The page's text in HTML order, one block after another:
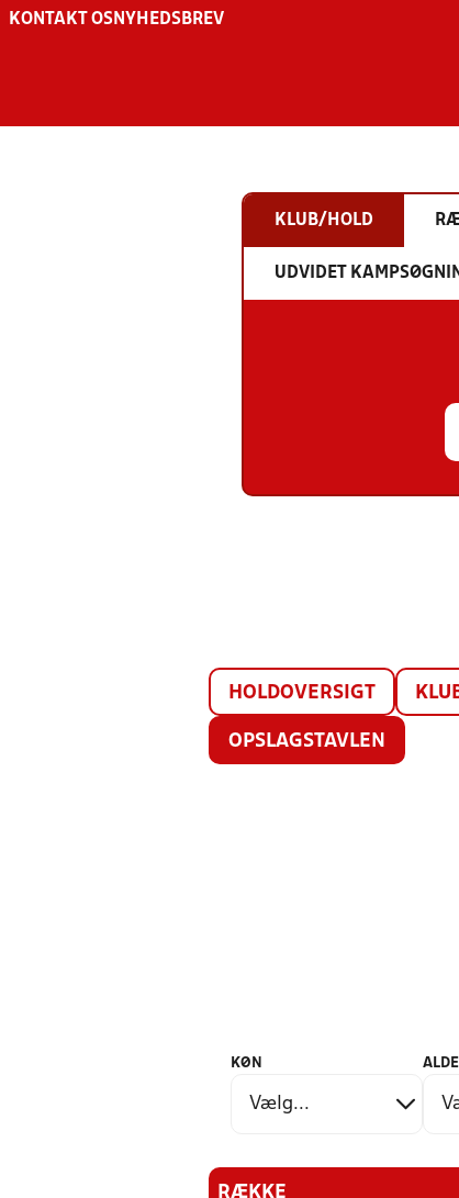
KONTAKT OS NYHEDSBREV
KLUB/HOLD
UDVIDET
HOLDOVERSIGT
OPSLAGSTAVLEN
KØN
RÆKKE